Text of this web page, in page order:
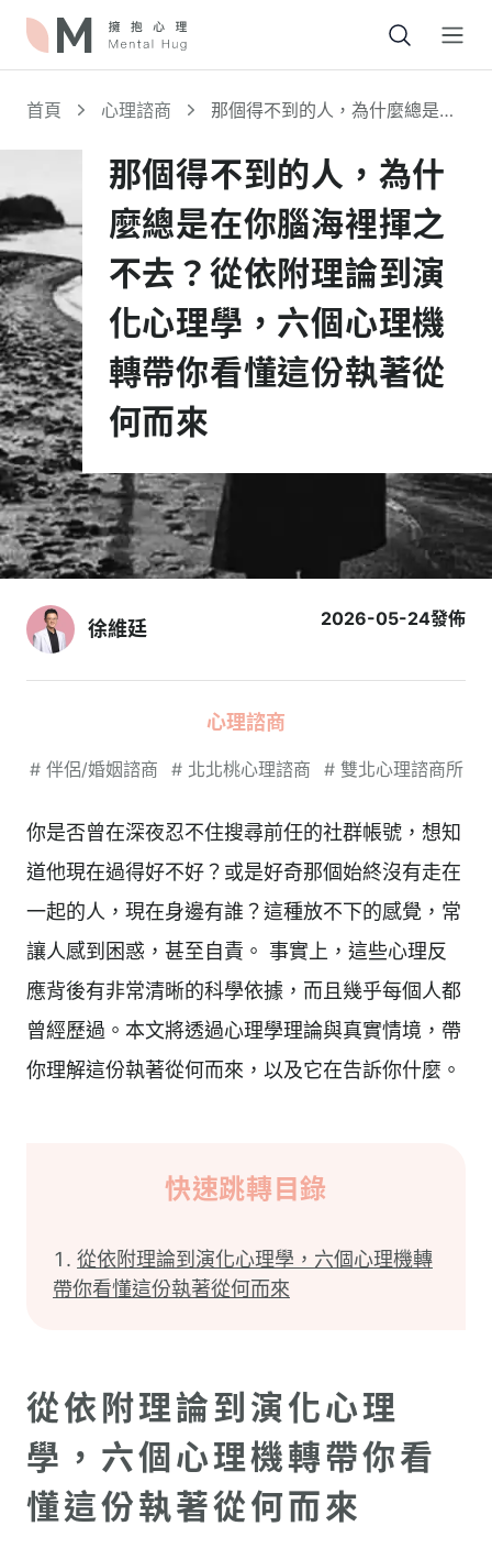
首頁 心理諮商
那個得不到的人，為什麼總是在
到演化心理學，六個心理機轉帶
你看懂這份執著從何而來
那個得不到的人，為什
麼總是在你腦海裡揮之
不去？從依附理論到演
化心理學，六個心理機
轉帶你看懂這份執著從
何而來
徐維廷 2026-05-24發佈
心理諮商
# 伴侶/婚姻諮商 # 北北桃心理諮商 # 雙北心理諮商所
你是否曾在深夜忍不住搜尋前任的社群帳號，想知
道他現在過得好不好？或是好奇那個始終沒有走在
一起的人，現在身邊有誰？這種放不下的感覺，常
讓人感到困惑，甚至自責。 事實上，這些心理反
應背後有非常清晰的科學依據，而且幾乎每個人都
曾經歷過。本文將透過心理學理論與真實情境，帶
你理解這份執著從何而來，以及它在告訴你什麼。
快速跳轉目錄
從依附理論到演化心理學，六個心理機轉
帶你看懂這份執著從何而來
從依附理論到演化心理
學，六個心理機轉帶你看
懂這份執著從何而來